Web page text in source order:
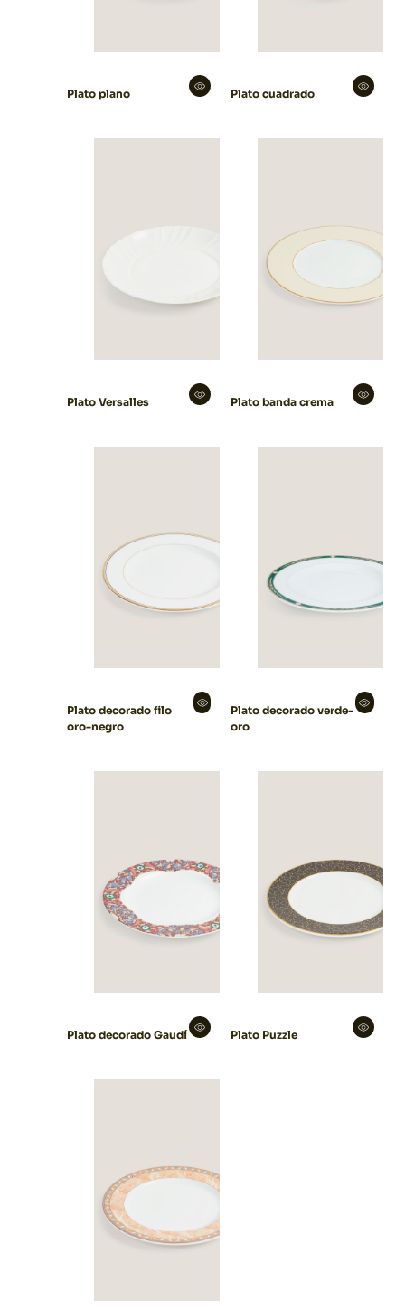
Plato plano Plato cuadrado
Plato Versalles Plato banda crema
Plato decorado filo
oro-negro
Plato decorado verde-
oro
Plato decorado Gaudí Plato Puzzle